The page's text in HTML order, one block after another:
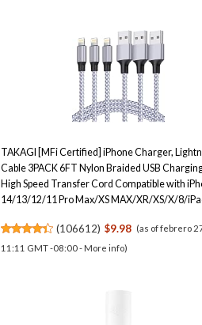
TAKAGI [MFi Certified] iPhone Charger,
Cable 3PACK 6FT Nylon Braided USB
High Speed Transfer Cord Compatible with
14/13/12/11 Pro Max/XS MAX/XR/XS/X/8/
(106612) $9.98 (as of febrero
11:11 GMT -08:00 - More info)